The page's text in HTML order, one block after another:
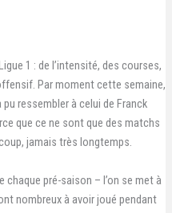
1 : de l’intensité, des courses,
Par moment cette semaine,
ressembler à celui de Franck
que ce ne sont que des matchs
jamais très longtemps.
pré-saison – l’on se met à
nombreux à avoir joué pendant